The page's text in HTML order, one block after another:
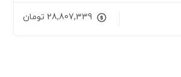
28,807,339 تومان